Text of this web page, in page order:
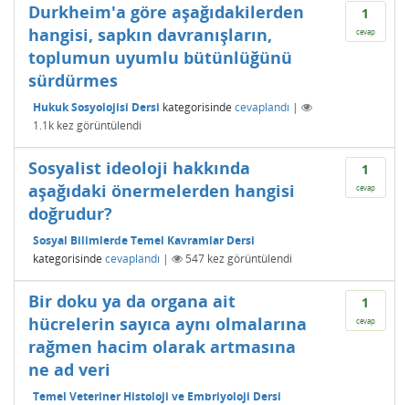
1
cevap
Durkheim'a göre aşağıdakilerden
hangisi, sapkın davranışların,
toplumun uyumlu bütünlüğünü
sürdürmes
Hukuk Sosyolojisi Dersi kategorisinde cevaplandı |
1.1k kez görüntülendi
1
cevap
Sosyalist ideoloji hakkında
aşağıdaki önermelerden hangisi
doğrudur?
Sosyal Bilimlerde Temel Kavramlar Dersi
kategorisinde cevaplandı | 547 kez görüntülendi
1
cevap
Bir doku ya da organa ait
hücrelerin sayıca aynı olmalarına
rağmen hacim olarak artmasına
ne ad veri
Temel Veteriner Histoloji ve Embriyoloji Dersi